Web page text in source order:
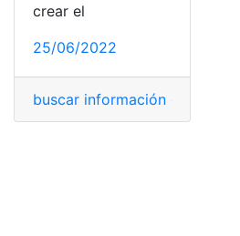
crear el
25/06/2022
buscar información de persona